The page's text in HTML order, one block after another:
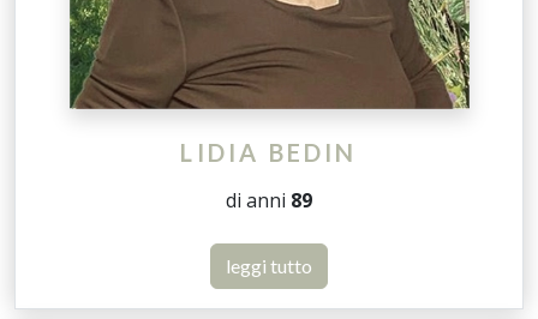
LIDIA BEDIN
di anni 89
leggi tutto